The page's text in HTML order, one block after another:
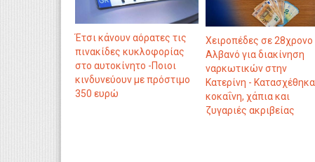
Έτσι κάνουν αόρατες τις
πινακίδες κυκλοφορίας
στο αυτοκίνητο -Ποιοι
κινδυνεύουν με πρόστιμο
350 ευρώ
Χειροπέδες σε 28χρονο
Αλβανό για διακίνηση
ναρκωτικών στην
Κατερίνη -
κοκαΐνη, χάπια και
ζυγαριές ακριβείας